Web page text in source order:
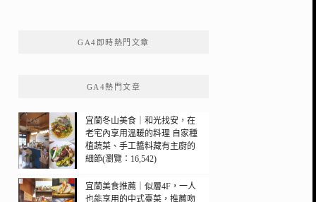
GA4即時熱門文章
GA4熱門文章
宜蘭冬山美食｜和光找安，在
老宅內享用溫暖的料理 自家種
植蔬菜、手工醬料藏有主廚的
細節(瀏覽：16,542)
宜蘭美食推薦｜似層4F，一人
也能享用的中式臺菜，推薦吻